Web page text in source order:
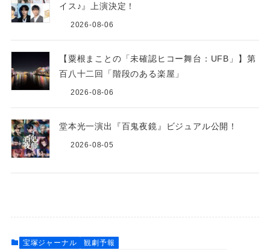
イス♪』上演決定！
2026-08-06
【粟根まことの「未確認ヒコー舞台：UFB」】第
百八十二回「階段のある楽屋」
2026-08-06
堂本光一演出『百鬼夜鏡』ビジュアル公開！
2026-08-05
宝塚ジャーナル
観劇予報